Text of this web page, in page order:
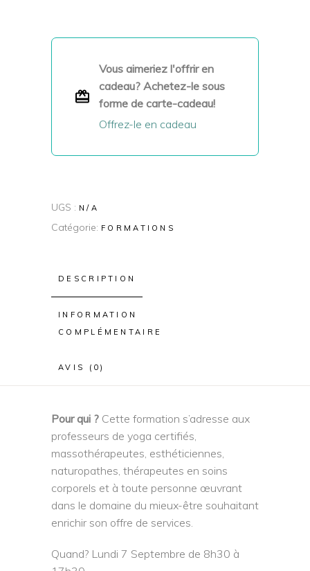
Vous aimeriez l'offrir en
cadeau? Achetez-le sous
forme de carte-cadeau!
Offrez-le en cadeau
UGS : N/A
Catégorie: FORMATIONS
DESCRIPTION
INFORMATION
COMPLÉMENTAIRE
AVIS (0)
Pour qui ? Cette formation s’adresse aux
professeurs de yoga certifiés,
massothérapeutes, esthéticiennes,
naturopathes, thérapeutes en soins
corporels et à toute personne œuvrant
dans le domaine du mieux-être souhaitant
enrichir son offre de services.
Quand? Lundi 7 Septembre de 8h30 à